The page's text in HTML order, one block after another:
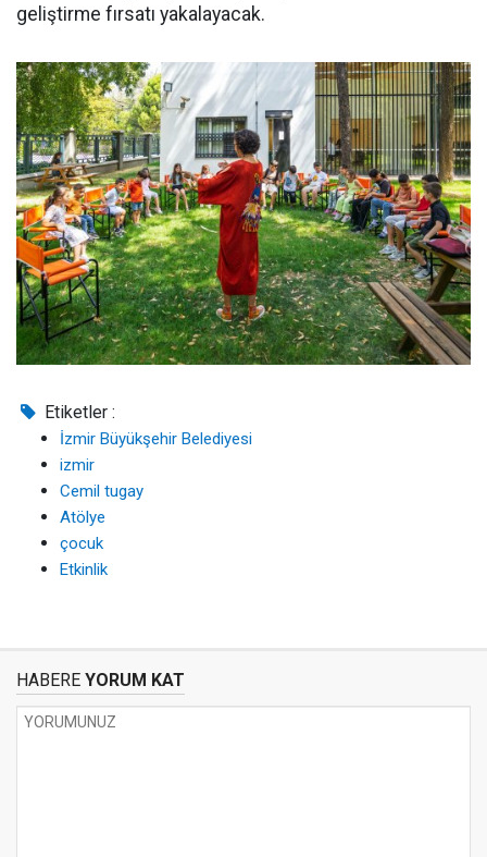
geliştirme fırsatı yakalayacak.
Etiketler :
İzmir Büyükşehir Belediyesi
izmir
Cemil tugay
Atölye
çocuk
Etkinlik
HABERE YORUM KAT